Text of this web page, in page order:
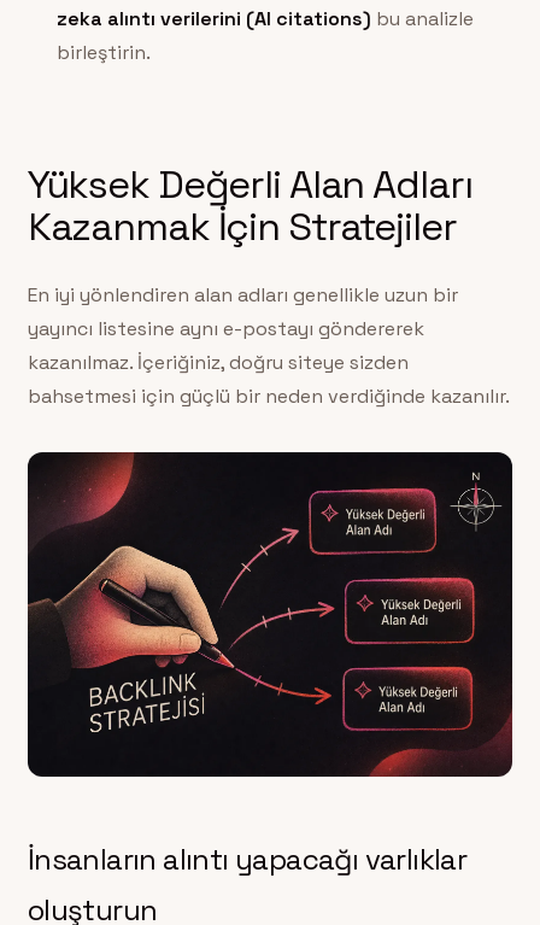
zeka alıntı verilerini (AI citations) bu analizle
birleştirin.
Yüksek Değerli Alan Adları
Kazanmak İçin Stratejiler
En iyi yönlendiren alan adları genellikle uzun bir
yayıncı listesine aynı e-postayı göndererek
kazanılmaz. İçeriğiniz, doğru siteye sizden
bahsetmesi için güçlü bir neden verdiğinde kazanılır.
İnsanların alıntı yapacağı varlıklar
oluşturun